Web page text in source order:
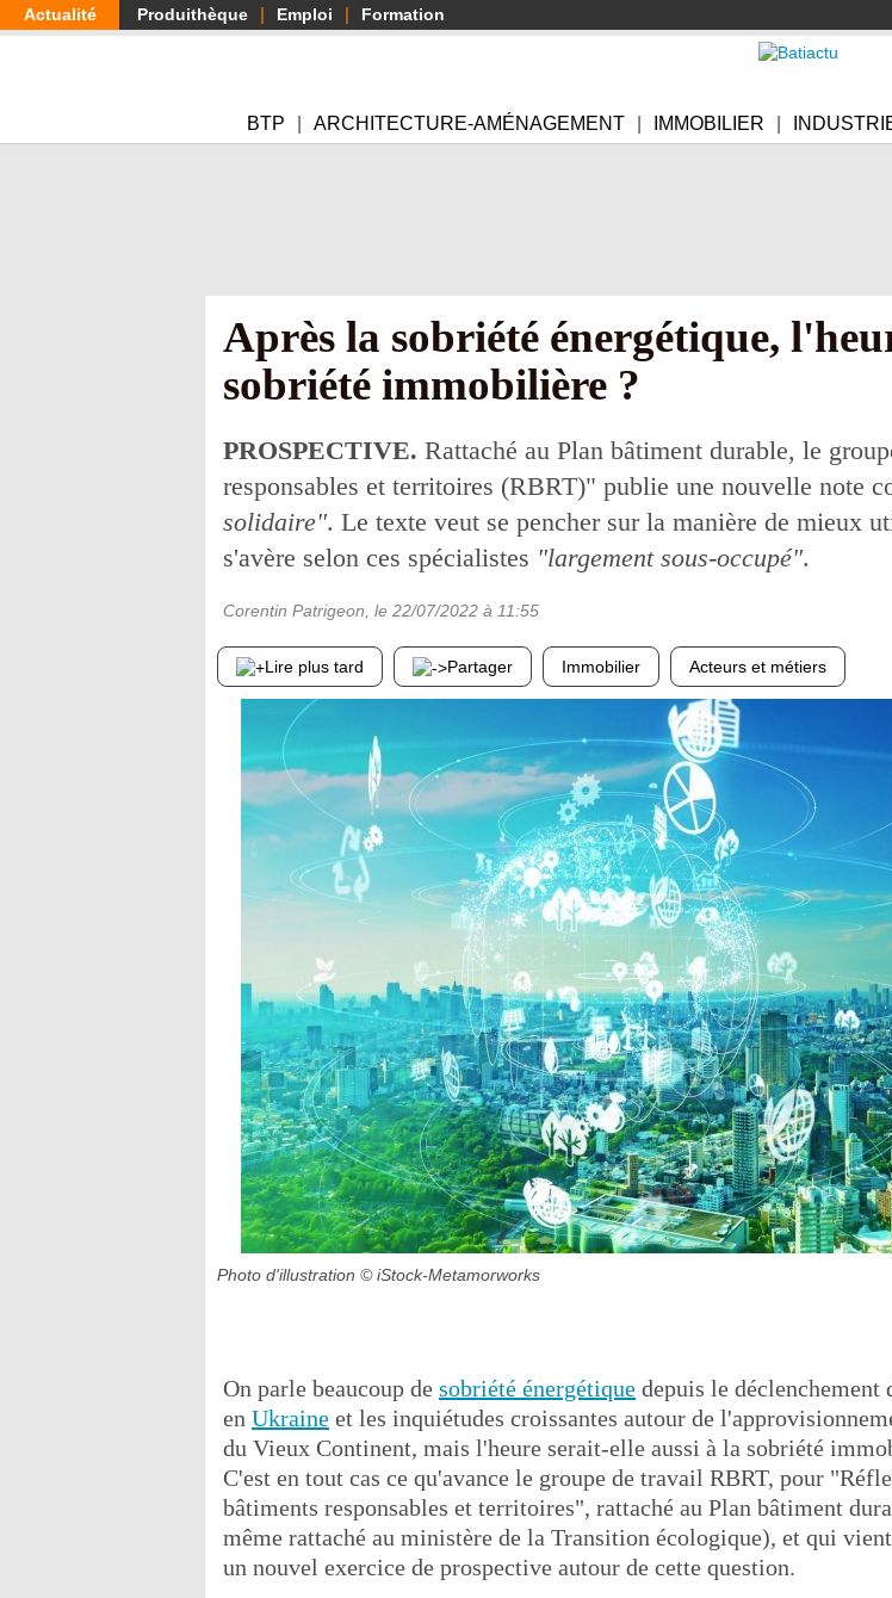
Aller
au
Actualité Produithèque Emploi Formation
BTP ARCHITECTURE-AMÉNAGEMENT IMMOBILIER
Après la sobriété énergétique,
sobriété immobilière ?
PROSPECTIVE. Rattaché au Plan bâtiment durable, le
responsables et territoires (RBRT)" publie une nouvelle note
solidaire". Le texte veut se pencher sur la manière de mieux
s'avère selon ces spécialistes "largement sous-occupé".
Corentin Patrigeon , le 22/07/2022 à 11:55
Lire plus tard Partager Immobilier Acteurs et métiers
Photo d'illustration © iStock-Metamorworks
On parle beaucoup de sobriété énergétique depuis le déclenchement
en Ukraine et les inquiétudes croissantes autour de
du Vieux Continent, mais l'heure serait-elle aussi à la sobriété
C'est en tout cas ce qu'avance le groupe de travail RBRT, pour
bâtiments responsables et territoires", rattaché au Plan bâtiment
même rattaché au ministère de la Transition écologique), et qui
un nouvel exercice de prospective autour de cette question.